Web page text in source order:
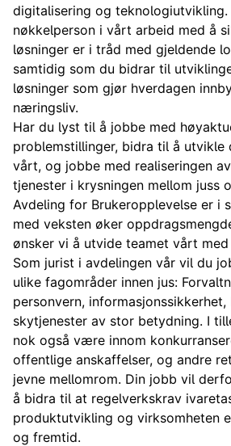
digitalisering og
nøkkelperson i vårt arbeid med å
løsninger er i tråd med gjeldende
samtidig som du bidrar til
løsninger som gjør hverdagen
næringsliv.
Har du lyst til å jobbe med
problemstillinger, bidra til å utvikle
vårt, og jobbe med realiseringen
tjenester i krysningen mellom juss
Avdeling for Brukeropplevelse er i
med veksten øker
ønsker vi å utvide teamet vårt
Som jurist i avdelingen vår vil du
ulike fagområder innen jus:
personvern,
skytjenester av stor betydning. I
nok også være innom
offentlige anskaffelser, og andre
jevne mellomrom. Din jobb vil
å bidra til at regelverkskrav
produktutvikling og virksomheten
og fremtid.